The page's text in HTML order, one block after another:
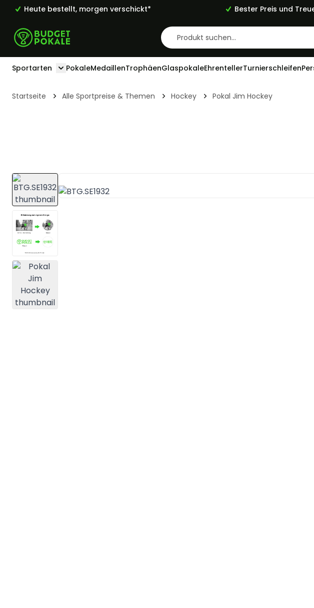
Heute bestellt, morgen verschickt* Bester Preis und
Sportarten Toggle submenu for Sportarten
PokaleMedaillenTrophäenGlaspokaleEhrentellerTurnierschleifen
Startseite Alle Sportpreise & Themen Hockey Pokal Jim Hockey
View larger image
View larger image
View larger image